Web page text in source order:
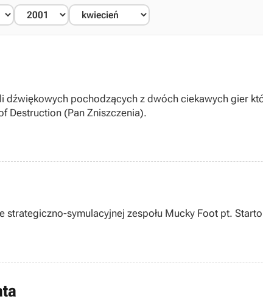
dźwiękowych pochodzących z dwóch ciekawych gier
Destruction (Pan Zniszczenia).
symulacyjnej zespołu Mucky Foot pt.